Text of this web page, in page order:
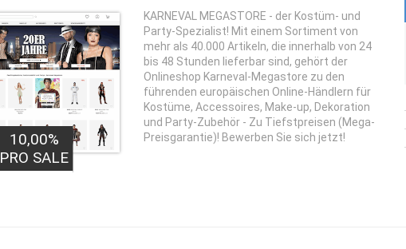
10,00%
PRO SALE
KARNEVAL MEGASTORE - der Kostüm- und
Party-Spezialist! Mit einem Sortiment von
mehr als 40.000 Artikeln, die innerhalb von 24
bis 48 Stunden lieferbar sind, gehört der
Onlineshop Karneval-Megastore zu den
führenden europäischen Online-Händlern für
Kostüme, Accessoires, Make-up, Dekoration
und Party-Zubehör - Zu Tiefstpreisen (Mega-
Preisgarantie)! Bewerben Sie sich jetzt!